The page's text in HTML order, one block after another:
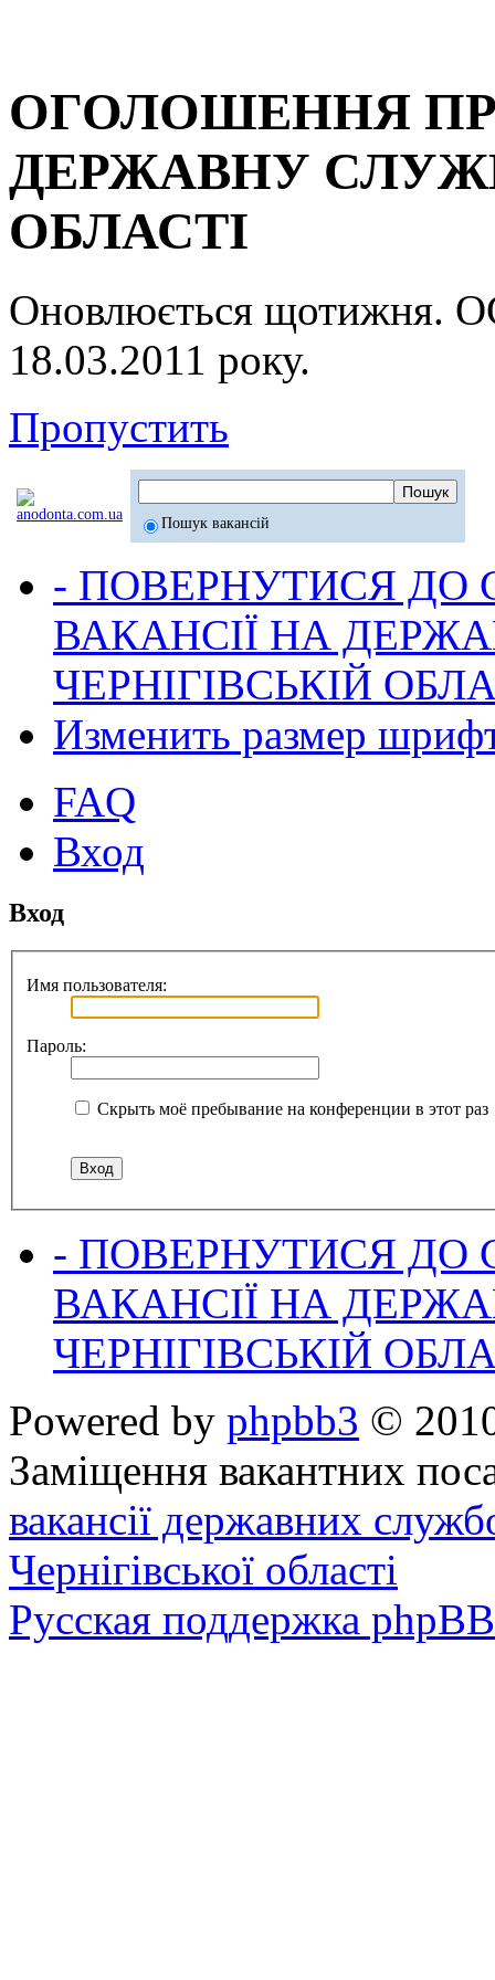
ОГОЛОШЕННЯ
ДЕРЖАВНУ
ОБЛАСТІ
Оновлюється
18.03.2011 року.
Пропустить
Пошук вакансій
- ПОВЕРНУТИСЯ ДО
ВАКАНСІЇ НА
ЧЕРНІГІВСЬКІЙ
Изменить размер
FAQ
Вход
Вход
Имя пользователя:
Пароль:
Скрыть моё пребывание на конференции в этот раз
- ПОВЕРНУТИСЯ ДО
ВАКАНСІЇ НА
ЧЕРНІГІВСЬКІЙ
Powered by phpbb3 ©
Заміщення вакантних
вакансії державних
Чернігівської області
Русская поддержка phpBB